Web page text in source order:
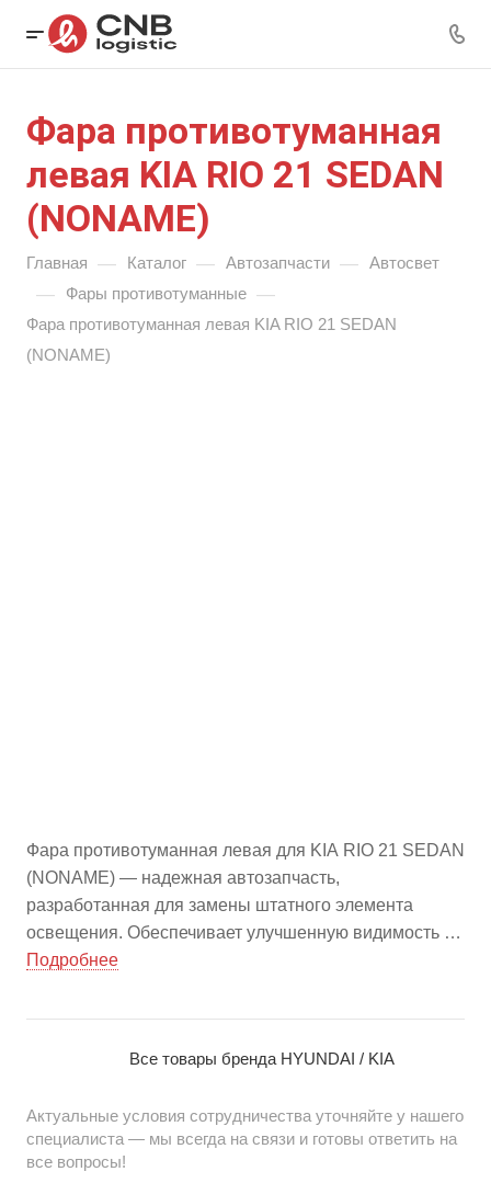
Фара противотуманная
левая KIA RIO 21 SEDAN
(NONAME)
Главная — Каталог — Автозапчасти — Автосвет
— Фары противотуманные —
Фара противотуманная левая KIA RIO 21 SEDAN
(NONAME)
Фара противотуманная левая для KIA RIO 21 SEDAN
(NONAME) — надежная автозапчасть,
разработанная для замены штатного элемента
освещения. Обеспечивает улучшенную видимость в
условиях плохой погоды и повышает безопасность
материалов, соответствует требованиям стандартов
выпуска седан. Предлагается оптом на china-bazar.ru
Подробнее
Все товары бренда HYUNDAI / KIA
Актуальные условия сотрудничества уточняйте у нашего
специалиста — мы всегда на связи и готовы ответить на
все вопросы!